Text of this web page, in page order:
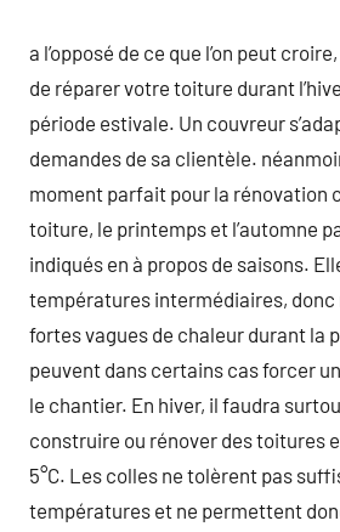
a l’opposé de ce que l’on peut
de réparer votre toiture durant
période estivale. Un couvreur
demandes de sa clientèle.
moment parfait pour la rénovation
toiture, le printemps et l’automne
indiqués en à propos de saisons.
températures intermédiaires, donc
fortes vagues de chaleur durant la
peuvent dans certains cas forcer
le chantier. En hiver, il faudra
construire ou rénover des toitures
5°C. Les colles ne tolèrent pas
températures et ne permettent